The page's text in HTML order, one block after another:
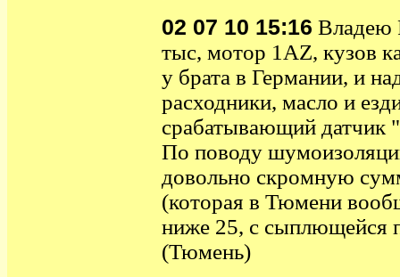
02 07 10 15:16 Владею
тыс, мотор 1AZ, кузов
у брата в Германии, и
расходники, масло и
срабатывающий датчик
По поводу
довольно скромную
(которая в Тюмени
ниже 25, с сыплющейся
(Тюмень)